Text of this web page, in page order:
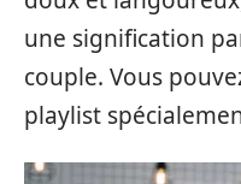
une signification
couple. Vous
playlist